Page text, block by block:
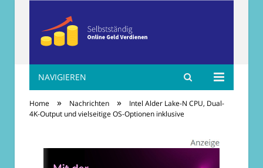
Selbständig online
Geld verdienen
NAVIGIEREN
Home » Nachrichten »
Intel Alder Lake-N CPU, Dual-
4K-Output und vielseitige OS-Optionen inklusive